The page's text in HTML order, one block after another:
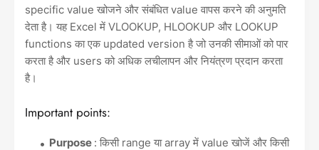
specific value खोजने और संबंधित value वापस करने की अनुमति
देता है। यह Excel में VLOOKUP, HLOOKUP और LOOKUP
functions का एक updated version है जो उनकी सीमाओं को पार
करता है और users को अधिक लचीलापन और नियंत्रण प्रदान करता
है।
Important points:
Purpose : किसी range या array में value खोजें और किसी